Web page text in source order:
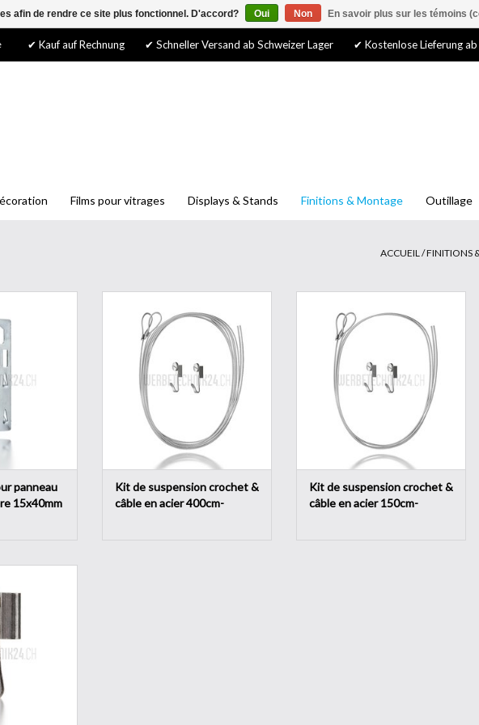
✔ Kauf auf Rechnung ✔ Schneller Versand ab Schweizer Lager ✔ Kostenlose Lieferung ab
Films pour vitrages Displays & Stands Finitions & Montage Outillage
ACCUEIL/FINITIONS
peu coûteux
de mousse
de mousse
PANIER
panneau
15x40mm
crochets & 2 câbles en acier avec
boucles- 400cm- ø1.5mm
AJOUTER AU PANIER
Kit de suspension crochet &
câble en acier 400cm-
crochets & 2 câbles en acier avec
boucles- 150cm- ø1.5mm
AJOUTER AU PANIER
Kit de suspension crochet &
câble en acier 150cm-
de 1,0 mm Ø
Ø
PANIER
afin de rendre ce site plus fonctionnel. D'accord? Oui Non En savoir plus sur les témoins